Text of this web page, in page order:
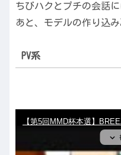
ちびハクとプチの会話
あと、モデルの作り込
PV系